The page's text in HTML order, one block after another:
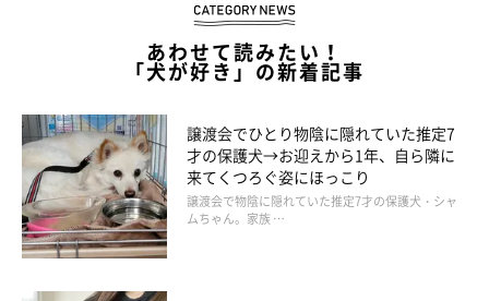
登場人物紹介
あわせて読みたい！
「犬が好き」の新着記事
譲渡会でひとり物陰に隠れていた推定7
才の保護犬→お迎えから1年、自ら隣に
来てくつろぐ姿にほっこり
譲渡会で物陰に隠れていた推定7才の保護犬・シャ
ムちゃん。家族 …